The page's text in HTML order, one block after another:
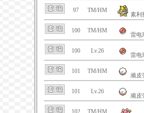
97 TM/HM
素利
100 TM/HM
雷电
100 Lv.26
雷电
101 TM/HM
顽皮
101 Lv.26
顽皮
102 TM/HM